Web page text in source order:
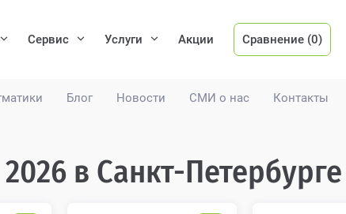
Блог Новости СМИ о нас Контакты
Сервис Услуги Акции Сравнение (0)
в Санкт-Петербурге